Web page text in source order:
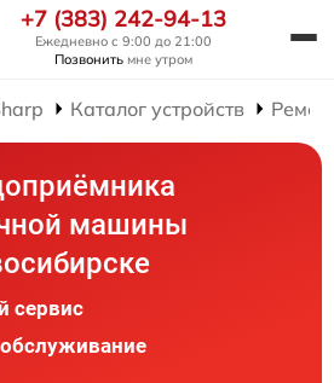
+7 (383) 242-94-13
Ежедневно с 9:00 до 21:00
Позвонить мне утром
Каталог устройств
машины
сервис